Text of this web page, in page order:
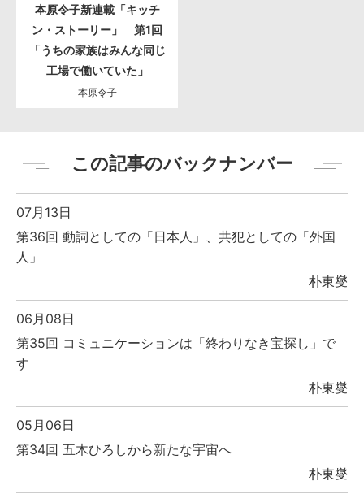
本原令子新連載「キッチ
ン・ストーリー」 第1回
「うちの家族はみんな同じ
工場で働いていた」
本原令子
この記事のバックナンバー
07月13日
第36回 動詞としての「日本人」、共犯としての「外国
人」
朴東燮
06月08日
第35回 コミュニケーションは「終わりなき宝探し」で
す
朴東燮
05月06日
第34回 五木ひろしから新たな宇宙へ
朴東燮